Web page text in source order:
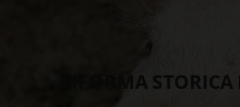
RIFORMA STORICA